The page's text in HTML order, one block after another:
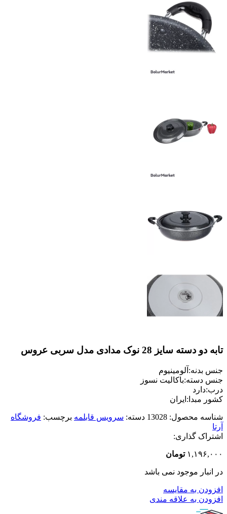
تابه دو دسته سایز 28 نوک مدادی مدل سربی عروس
جنس بدنه:آلومینیوم
جنس دسته:باکالیت نسوز
درب:دارد
کشور مبدا:ایران
شناسه محصول: 13028 دسته: سرویس قابلمه برچسب: فروشگاه
آرتا
اشتراک گذاری:
۱,۱۹۶,۰۰۰ تومان
در انبار موجود نمی باشد
افزودن به مقایسه
افزودن به علاقه مندی